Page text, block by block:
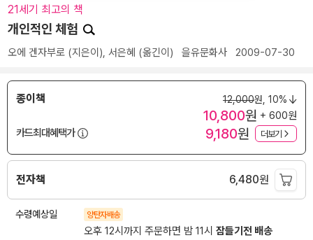
21세기 최고의 책
개인적인 체험
오에 겐자부로 (지은이), 서은혜 (옮긴이) 을유문화사 2009-07-30
종이책 12,000원, 10%
10,800원 + 600원
카드최대혜택가
9,180원 더보기
전자책 6,480원
수령예상일 양탄자배송
오후 12시까지 주문하면 밤 11시 잠들기전 배송